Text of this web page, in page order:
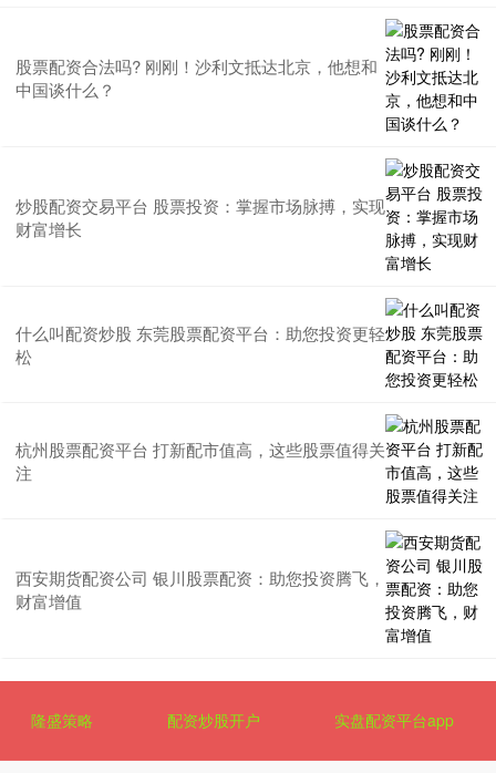
股票配资合法吗? 刚刚！沙利文抵达北京，他想和
中国谈什么？
炒股配资交易平台 股票投资：掌握市场脉搏，实现
财富增长
什么叫配资炒股 东莞股票配资平台：助您投资更轻
松
杭州股票配资平台 打新配市值高，这些股票值得关
注
西安期货配资公司 银川股票配资：助您投资腾飞，
财富增值
隆盛策略 配资炒股开户 实盘配资平台app